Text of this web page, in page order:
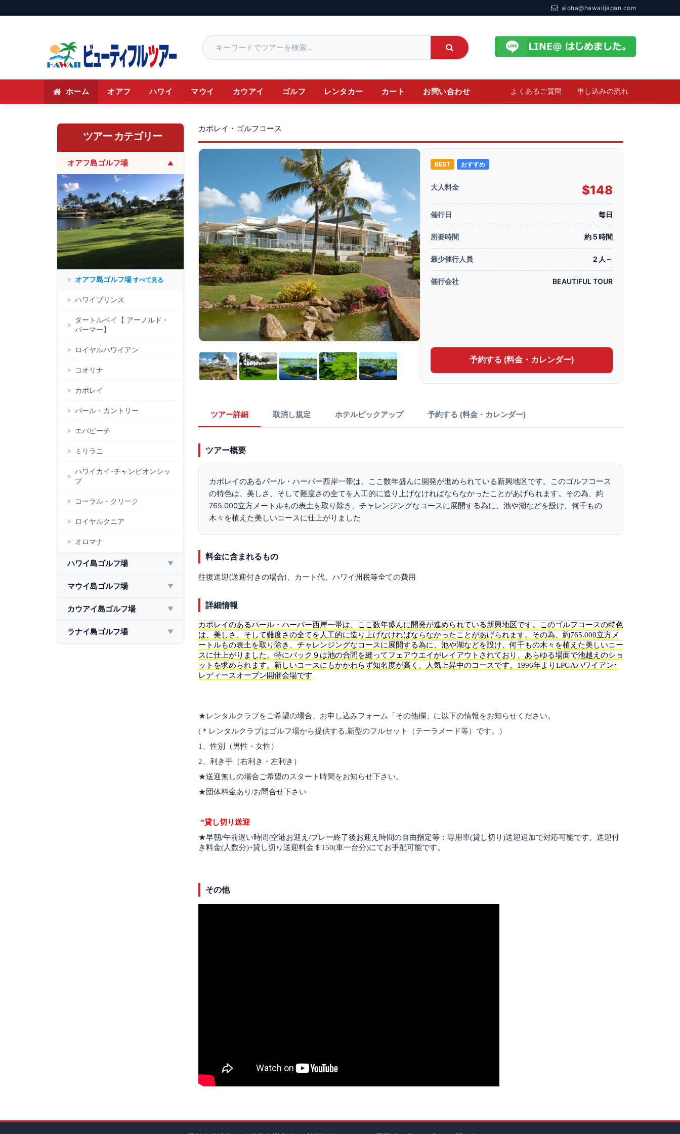
aloha@hawaiijapan.com
ホーム オアフ ハワイ マウイ カウアイ ゴルフ レンタカー カート お問い合わせ よくあるご質問 申し込みの流れ
ツアー カテゴリー
オアフ島ゴルフ場 ▼
オアフ島ゴルフ場すべて見る
ハワイプリンス
タートルベイ【 アーノルド・
パーマー】
ロイヤルハワイアン
コオリナ
カポレイ
パール・カントリー
エバビーチ
ミリラニ
ハワイカイ･チャンピオンシッ
プ
コーラル・クリーク
ロイヤルクニア
オロマナ
ハワイ島ゴルフ場 ▼
マウイ島ゴルフ場 ▼
カウアイ島ゴルフ場 ▼
ラナイ島ゴルフ場 ▼
カポレイ・ゴルフコース
BEST おすすめ
大人料金 $148
催行日 毎日
所要時間 約５時間
最少催行人員 ２人～
催行会社 BEAUTIFUL TOUR
予約する (料金・カレンダー)
ツアー詳細 取消し規定 ホテルピックアップ 予約する (料金・カレンダー)
ツアー概要
カポレイのあるパール・ハーバー西岸一帯は、ここ数年盛んに開発が進められている新興地区です。このゴルフコース
の特色は、美しさ、そして難度さの全てを人工的に造り上げなければならなかったことがあげられます。その為、約
765.000立方メートルもの表土を取り除き、チャレンジングなコースに展開する為に、池や湖などを設け、何千もの
木々を植えた美しいコースに仕上がりました
料金に含まれるもの
往復送迎(送迎付きの場合)、カート代、ハワイ州税等全ての費用
詳細情報
カポレイのあるパール・ハーバー西岸一帯は、ここ数年盛んに開発が進められている新興地区です。このゴルフコースの特色
は、美しさ、そして難度さの全てを人工的に造り上げなければならなかったことがあげられます。その為、約765.000立方メ
ートルもの表土を取り除き、チャレンジングなコースに展開する為に、池や湖などを設け、何千もの木々を植えた美しいコー
スに仕上がりました。特にバック９は池の合間を縫ってフェアウエイがレイアウトされており、あらゆる場面で池越えのショ
ットを求められます。新しいコースにもかかわらず知名度が高く、人気上昇中のコースです。1996年よりLPGAハワイアン･
レディースオープン開催会場です
★レンタルクラブをご希望の場合、お申し込みフォーム「その他欄」に以下の情報をお知らせください。
(＊レンタルクラブはゴルフ場から提供する,新型のフルセット（テーラメード等）です。）
1、性別（男性・女性）
2、利き手（右利き・左利き）
★送迎無しの場合ご希望のスタート時間をお知らせ下さい。
★団体料金あり/お問合せ下さい
*貸し切り送迎
★早朝/午前遅い時間/空港お迎え/プレー終了後お迎え時間の自由指定等：専用車(貸し切り)送迎追加で対応可能です。送迎付
き料金(人数分)+貸し切り送迎料金＄150(車一台分)にてお手配可能です。
その他